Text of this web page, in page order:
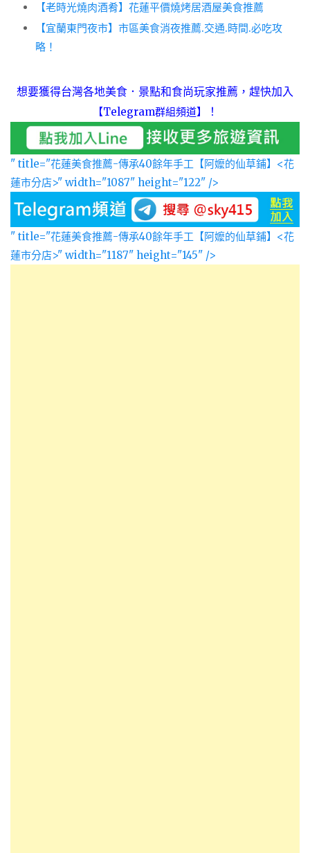
【老時光燒肉酒肴】花蓮平價燒烤居酒屋美食推薦
【宜蘭東門夜市】市區美食消夜推薦.交通.時間.必吃攻
略！
想要獲得台灣各地美食．景點和食尚玩家推薦，趕快加入
【Telegram群組頻道】 ！
" title="花蓮美食推薦-傳承40餘年手工【阿嬤的仙草鋪】<花
蓮市分店>" width="1087" height="122" />
" title="花蓮美食推薦-傳承40餘年手工【阿嬤的仙草鋪】<花
蓮市分店>" width="1187" height="145" />